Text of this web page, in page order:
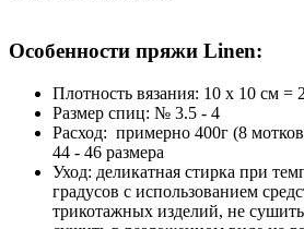
Особенности пряжи Linen:
Плотность вязания: 10 х 10 см =
Размер спиц: № 3.5 - 4
Расход: примерно 400г (8
44 - 46 размера
Уход: деликатная стирка при
градусов с использованием
трикотажных изделий, не